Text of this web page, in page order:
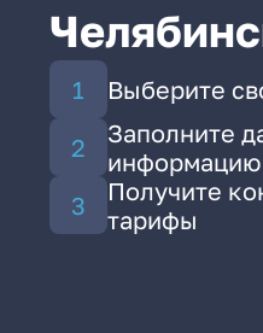
Выберите
Заполните
информацию
Получите
тарифы